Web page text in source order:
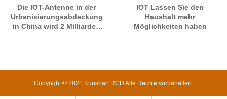
Die IOT-Antenne in der
Urbanisierungsabdeckung
in China wird 2 Milliarden
IOT Lassen Sie den
Haushalt mehr
Möglichkeiten haben
Copyright © 2021 Kunshan RCD Alle Rechte vorbehalten.